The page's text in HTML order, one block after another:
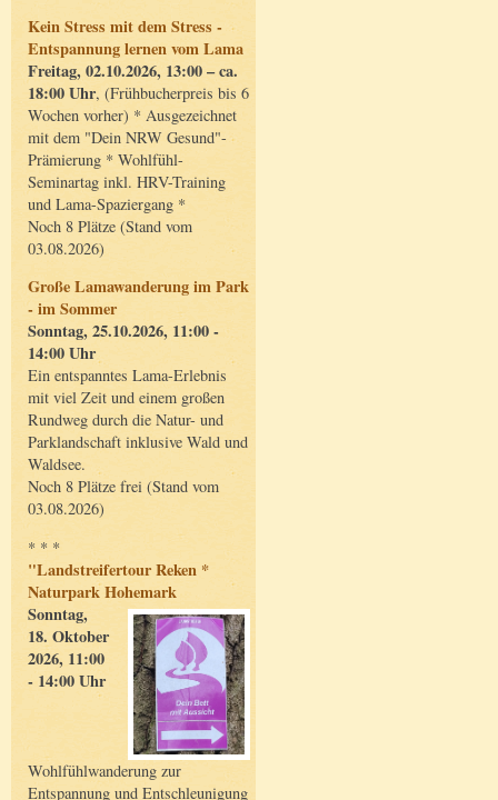
Kein Stress mit dem Stress -
Entspannung lernen vom Lama
Freitag, 02.10.2026, 13:00 – ca.
18:00 Uhr, (Frühbucherpreis bis 6
Wochen vorher) * Ausgezeichnet
mit dem "Dein NRW Gesund"-
Prämierung * Wohlfühl-
Seminartag inkl. HRV-Training
und Lama-Spaziergang *
Noch 8 Plätze (Stand vom
03.08.2026)
Große Lamawanderung im Park
- im Sommer
Sonntag, 25.10.2026, 11:00 -
14:00 Uhr
Ein entspanntes Lama-Erlebnis
mit viel Zeit und einem großen
Rundweg durch die Natur- und
Parklandschaft inklusive Wald und
Waldsee.
Noch 8 Plätze frei (Stand vom
03.08.2026)
* * *
"Landstreifertour Reken *
Naturpark Hohemark
Sonntag,
18. Oktober
2026, 11:00
- 14:00 Uhr
Wohlfühlwanderung zur
Entspannung und Entschleunigung